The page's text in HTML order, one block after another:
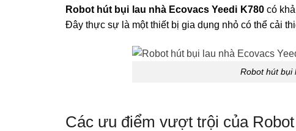
Robot hút bụi lau nhà Ecovacs Yeedi K780có khả
Đây thực sự là một thiết bị gia dụng nhỏ có thể cải
Robot hút bụi
Các ưu điểm vượt trội của